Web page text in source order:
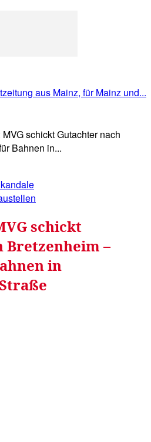
schickt Gutachter nach
Bahnen in...
schickt
Bretzenheim –
in